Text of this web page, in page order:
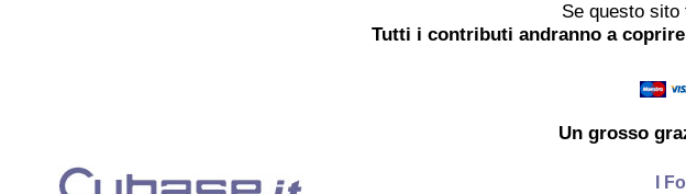
Se questo sito
Tutti i contributi andranno a
Un grosso
I